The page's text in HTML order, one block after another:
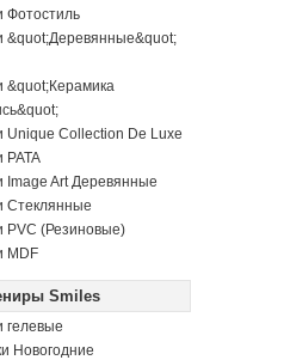
Фотостиль
&quot;Деревянные&quot;
&quot;Керамика
Unique Collection De Luxe
PATA
Image Art Деревянные
Стеклянные
PVC (Резиновые)
MDF
Smiles
гелевые
Новогодние